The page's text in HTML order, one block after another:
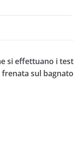
si effettuano i test
frenata sul bagnato